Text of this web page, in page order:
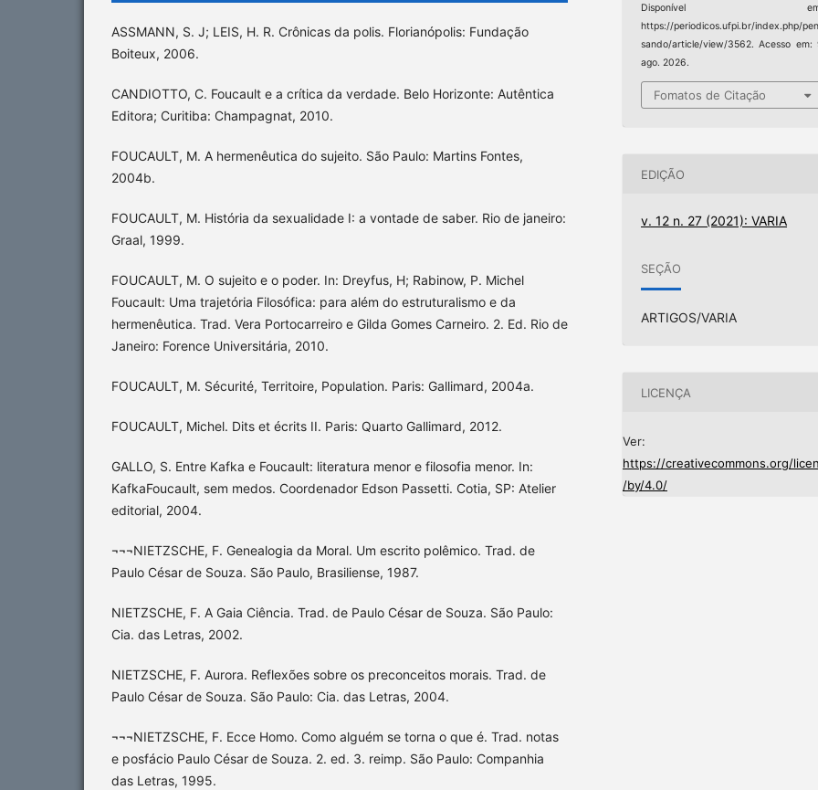
ASSMANN, S. J; LEIS, H. R. Crônicas da polis. Florianópolis: Fundação
Boiteux, 2006.
CANDIOTTO, C. Foucault e a crítica da verdade. Belo Horizonte: Autêntica
Editora; Curitiba: Champagnat, 2010.
FOUCAULT, M. A hermenêutica do sujeito. São Paulo: Martins Fontes,
2004b.
FOUCAULT, M. História da sexualidade I: a vontade de saber. Rio de janeiro:
Graal, 1999.
FOUCAULT, M. O sujeito e o poder. In: Dreyfus, H; Rabinow, P. Michel
Foucault: Uma trajetória Filosófica: para além do estruturalismo e da
hermenêutica. Trad. Vera Portocarreiro e Gilda Gomes Carneiro. 2. Ed. Rio de
Janeiro: Forence Universitária, 2010.
FOUCAULT, M. Sécurité, Territoire, Population. Paris: Gallimard, 2004a.
FOUCAULT, Michel. Dits et écrits II. Paris: Quarto Gallimard, 2012.
GALLO, S. Entre Kafka e Foucault: literatura menor e filosofia menor. In:
KafkaFoucault, sem medos. Coordenador Edson Passetti. Cotia, SP: Atelier
editorial, 2004.
¬¬¬NIETZSCHE, F. Genealogia da Moral. Um escrito polêmico. Trad. de
Paulo César de Souza. São Paulo, Brasiliense, 1987.
NIETZSCHE, F. A Gaia Ciência. Trad. de Paulo César de Souza. São Paulo:
Cia. das Letras, 2002.
NIETZSCHE, F. Aurora. Reflexões sobre os preconceitos morais. Trad. de
Paulo César de Souza. São Paulo: Cia. das Letras, 2004.
¬¬¬NIETZSCHE, F. Ecce Homo. Como alguém se torna o que é. Trad. notas
e posfácio Paulo César de Souza. 2. ed. 3. reimp. São Paulo: Companhia
das Letras, 1995.
Disponível
https://periodicos.ufpi.br/index.php/
sando/article/view/3562. Acesso em:
ago. 2026.
Fomatos de Citação
EDIÇÃO
v. 12 n. 27 (2021): VARIA
SEÇÃO
ARTIGOS/VARIA
LICENÇA
Ver:
https://creativecommons.org/
/by/4.0/